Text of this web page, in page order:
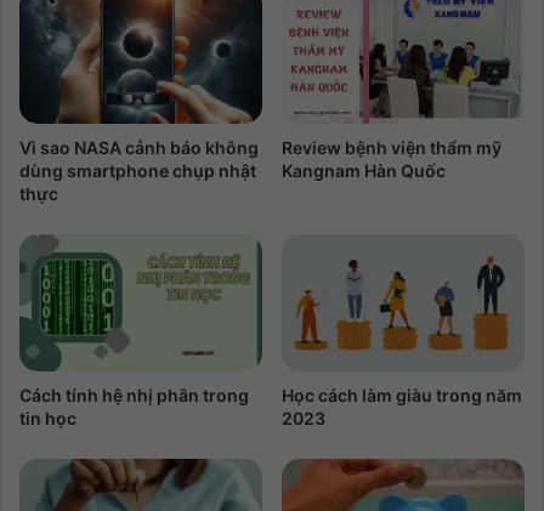
Vì sao NASA cảnh báo không
dùng smartphone chụp nhật
thực
Review bệnh viện thẩm mỹ
Kangnam Hàn Quốc
Cách tính hệ nhị phân trong
tin học
Học cách làm giàu trong năm
2023